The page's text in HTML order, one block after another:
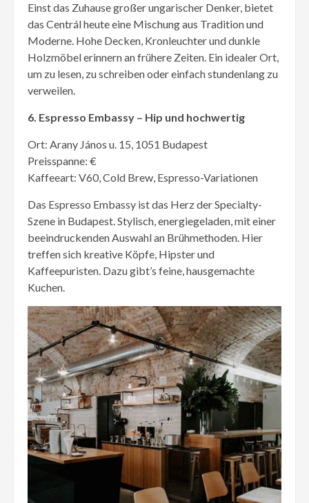
Einst das Zuhause großer ungarischer Denker, bietet
das Centrál heute eine Mischung aus Tradition und
Moderne. Hohe Decken, Kronleuchter und dunkle
Holzmöbel erinnern an frühere Zeiten. Ein idealer Ort,
um zu lesen, zu schreiben oder einfach stundenlang zu
verweilen.
6. Espresso Embassy – Hip und hochwertig
Ort: Arany János u. 15, 1051 Budapest
Preisspanne: €
Kaffeeart: V60, Cold Brew, Espresso-Variationen
Das Espresso Embassy ist das Herz der Specialty-
Szene in Budapest. Stylisch, energiegeladen, mit einer
beeindruckenden Auswahl an Brühmethoden. Hier
treffen sich kreative Köpfe, Hipster und
Kaffeepuristen. Dazu gibt’s feine, hausgemachte
Kuchen.